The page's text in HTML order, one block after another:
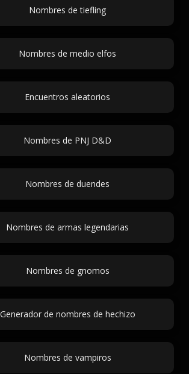
Nombres de tiefling
Nombres de medio elfos
Encuentros aleatorios
Nombres de PNJ D&D
Nombres de duendes
Nombres de armas legendarias
Nombres de gnomos
Generador de nombres de hechizo
Nombres de vampiros